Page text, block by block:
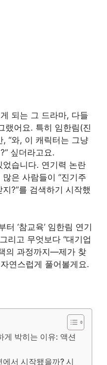
되는 그 드라마, 다들
랬어요. 특히 임한림(진
“와, 이 캐릭터는 그냥
싶더라고요.
습니다. 연기력 논란
은 사람들이 “진기주
?”를 검색하기 시작했
‘참교육’ 임한림 연기
리고 무엇보다 “대기업
의 과정까지—제가 찾
연스럽게 풀어볼게요.
게 박히는 이유: 액션
에서 시작됐을까? 시